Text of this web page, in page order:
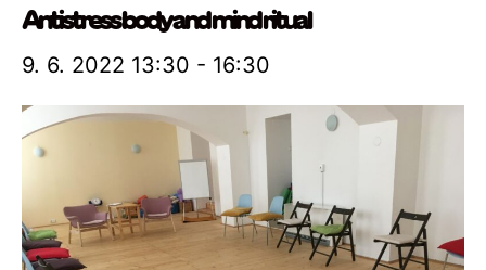
Antistress body and mind ritual
9. 6. 2022 13:30 - 16:30